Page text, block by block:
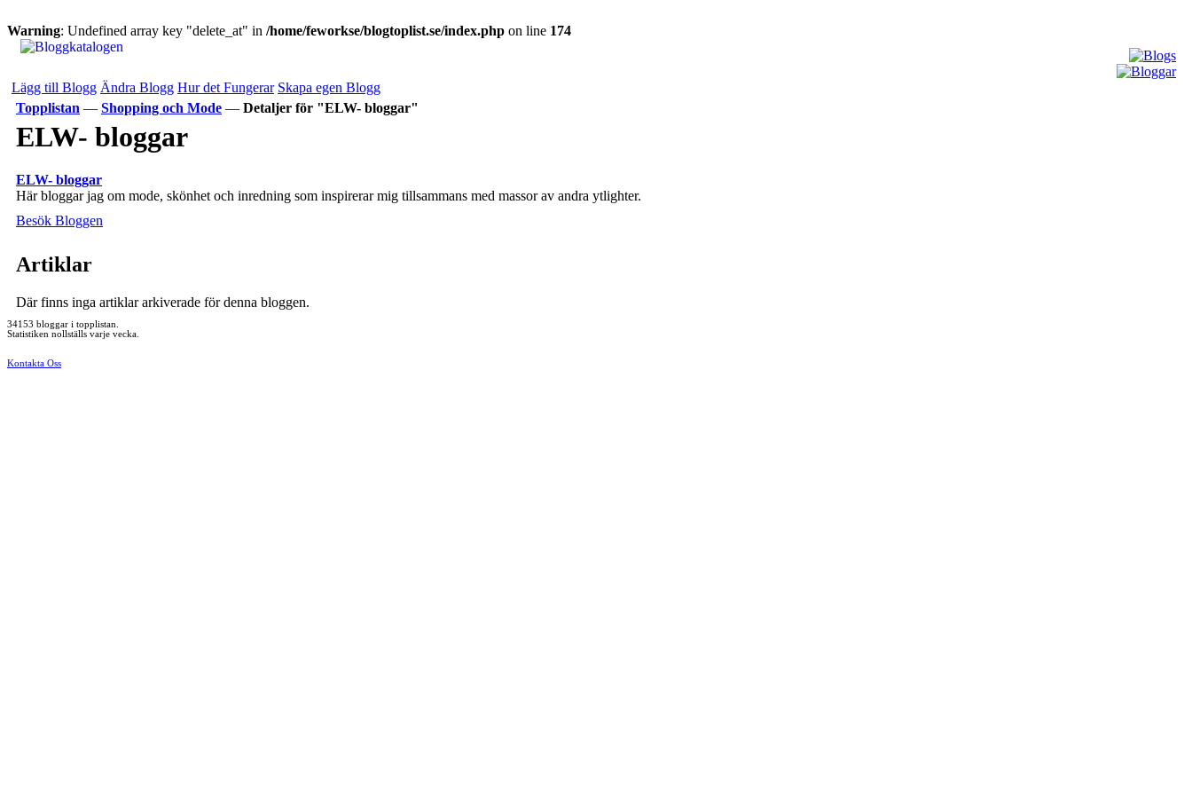
Warning: Undefined array key "delete_at" in /home/feworkse/blogtoplist.se/index.php on line 174
Lägg till Blogg Ändra Blogg Hur det Fungerar Skapa egen Blogg
Topplistan — Shopping och Mode — Detaljer för "ELW- bloggar"
ELW- bloggar
ELW- bloggar
Här bloggar jag om mode, skönhet och inredning som inspirerar mig tillsammans med massor av andra ytlighter.
Besök Bloggen
Artiklar
Där finns inga artiklar arkiverade för denna bloggen.
34153 bloggar i topplistan.
Statistiken nollställs varje vecka.
Kontakta Oss